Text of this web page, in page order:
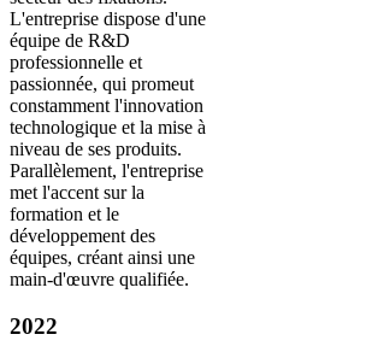
L'entreprise dispose d'une
équipe de R&D
professionnelle et
passionnée, qui promeut
constamment l'innovation
technologique et la mise à
niveau de ses produits.
Parallèlement, l'entreprise
met l'accent sur la
formation et le
développement des
équipes, créant ainsi une
main-d'œuvre qualifiée.
2022